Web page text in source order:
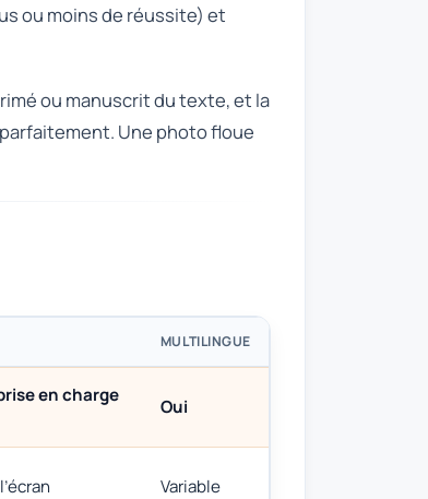
ou moins de réussite) et
ou manuscrit du texte, et la
Une photo floue
MULTILINGUE
en charge
Oui
Variable